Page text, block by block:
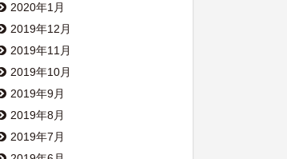
2020年1月
2019年12月
2019年11月
2019年10月
2019年9月
2019年8月
2019年7月